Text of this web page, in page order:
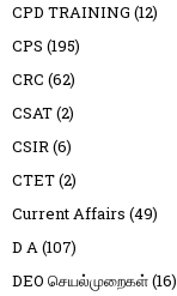
CPD TRAINING (12)
CPS (195)
CRC (62)
CSAT(2)
CSIR(6)
CTET(2)
Current Affairs (49)
D A(107)
DEO செயல்முறைகள்(16)